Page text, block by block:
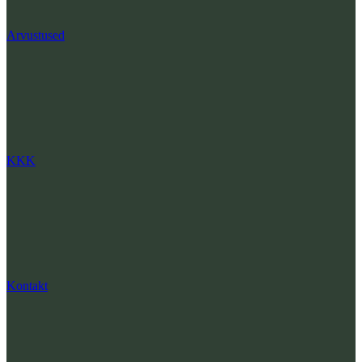
Arvustused
KKK
Kontakt